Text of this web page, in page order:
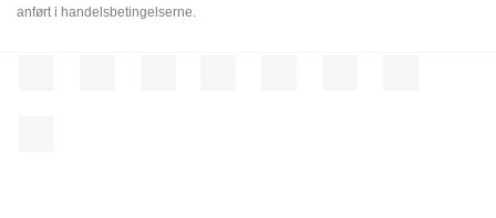
anført i handelsbetingelserne.